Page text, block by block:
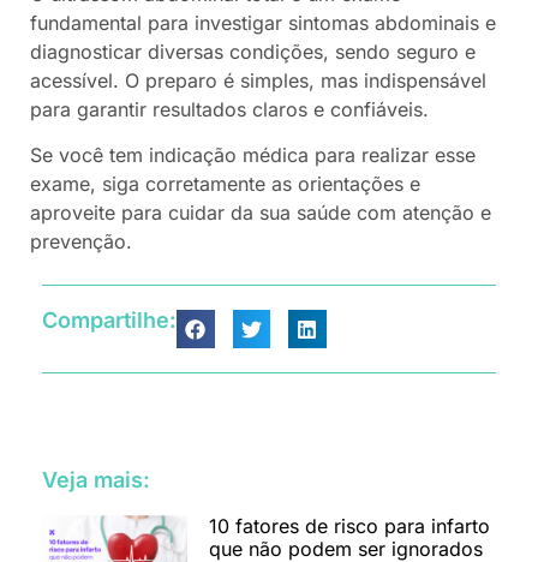
fundamental para investigar sintomas abdominais e
diagnosticar diversas condições, sendo seguro e
acessível. O preparo é simples, mas indispensável
para garantir resultados claros e confiáveis.
Se você tem indicação médica para realizar esse
exame, siga corretamente as orientações e
aproveite para cuidar da sua saúde com atenção e
prevenção.
Compartilhe:
Veja mais:
10 fatores de risco para infarto
que não podem ser ignorados